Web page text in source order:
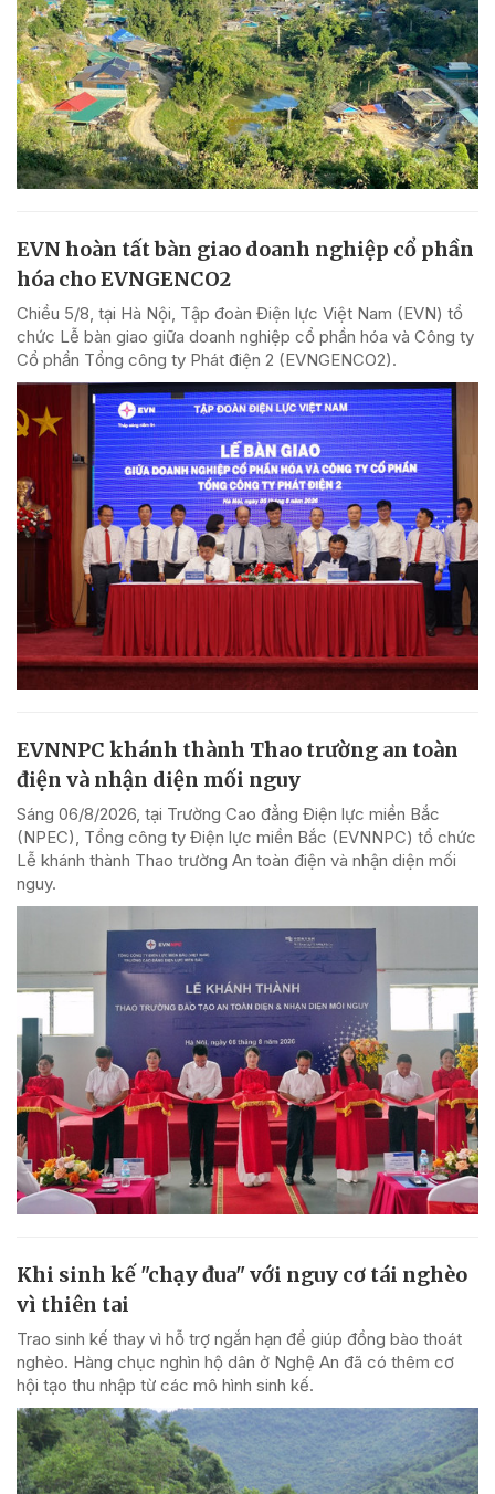
EVN hoàn tất bàn giao doanh nghiệp cổ phần
hóa cho EVNGENCO2
Chiều 5/8, tại Hà Nội, Tập đoàn Điện lực Việt Nam (EVN) tổ
chức Lễ bàn giao giữa doanh nghiệp cổ phần hóa và Công ty
Cổ phần Tổng công ty Phát điện 2 (EVNGENCO2).
EVNNPC khánh thành Thao trường an toàn
điện và nhận diện mối nguy
Sáng 06/8/2026, tại Trường Cao đẳng Điện lực miền Bắc
(NPEC), Tổng công ty Điện lực miền Bắc (EVNNPC) tổ chức
Lễ khánh thành Thao trường An toàn điện và nhận diện mối
nguy.
Khi sinh kế "chạy đua" với nguy cơ tái nghèo
vì thiên tai
Trao sinh kế thay vì hỗ trợ ngắn hạn để giúp đồng bào thoát
nghèo. Hàng chục nghìn hộ dân ở Nghệ An đã có thêm cơ
hội tạo thu nhập từ các mô hình sinh kế.